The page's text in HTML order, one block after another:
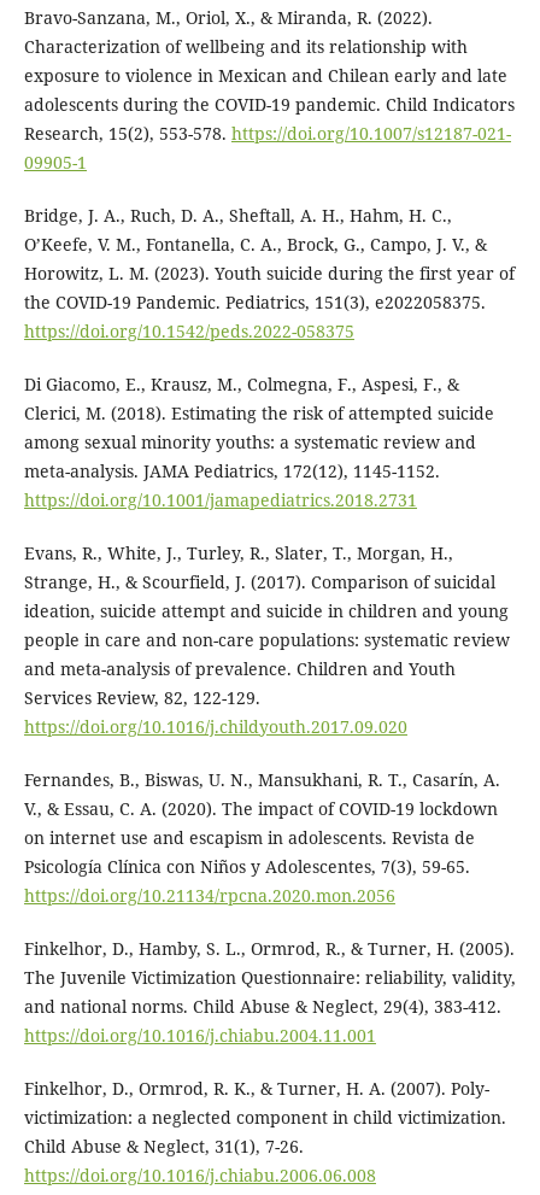
Bravo-Sanzana, M., Oriol, X., & Miranda, R. (2022).
Characterization of wellbeing and its relationship with
exposure to violence in Mexican and Chilean early and late
adolescents during the COVID-19 pandemic. Child Indicators
Research, 15(2), 553-578. https://doi.org/10.1007/s12187-021-
09905-1
Bridge, J. A., Ruch, D. A., Sheftall, A. H., Hahm, H. C.,
O’Keefe, V. M., Fontanella, C. A., Brock, G., Campo, J. V., &
Horowitz, L. M. (2023). Youth suicide during the first year of
the COVID-19 Pandemic. Pediatrics, 151(3), e2022058375.
https://doi.org/10.1542/peds.2022-058375
Di Giacomo, E., Krausz, M., Colmegna, F., Aspesi, F., &
Clerici, M. (2018). Estimating the risk of attempted suicide
among sexual minority youths: a systematic review and
meta-analysis. JAMA Pediatrics, 172(12), 1145-1152.
https://doi.org/10.1001/jamapediatrics.2018.2731
Evans, R., White, J., Turley, R., Slater, T., Morgan, H.,
Strange, H., & Scourfield, J. (2017). Comparison of suicidal
ideation, suicide attempt and suicide in children and young
people in care and non-care populations: systematic review
and meta-analysis of prevalence. Children and Youth
Services Review, 82, 122-129.
https://doi.org/10.1016/j.childyouth.2017.09.020
Fernandes, B., Biswas, U. N., Mansukhani, R. T., Casarín, A.
V., & Essau, C. A. (2020). The impact of COVID-19 lockdown
on internet use and escapism in adolescents. Revista de
Psicología Clínica con Niños y Adolescentes, 7(3), 59-65.
https://doi.org/10.21134/rpcna.2020.mon.2056
Finkelhor, D., Hamby, S. L., Ormrod, R., & Turner, H. (2005).
The Juvenile Victimization Questionnaire: reliability, validity,
and national norms. Child Abuse & Neglect, 29(4), 383-412.
https://doi.org/10.1016/j.chiabu.2004.11.001
Finkelhor, D., Ormrod, R. K., & Turner, H. A. (2007). Poly-
victimization: a neglected component in child victimization.
Child Abuse & Neglect, 31(1), 7-26.
https://doi.org/10.1016/j.chiabu.2006.06.008